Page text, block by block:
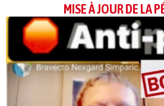
MISE À JOUR DE LA